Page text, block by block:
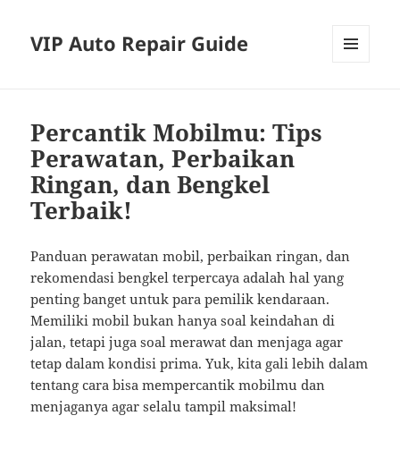
VIP Auto Repair Guide
Percantik Mobilmu: Tips
Perawatan, Perbaikan
Ringan, dan Bengkel
Terbaik!
Panduan perawatan mobil, perbaikan ringan, dan
rekomendasi bengkel terpercaya adalah hal yang
penting banget untuk para pemilik kendaraan.
Memiliki mobil bukan hanya soal keindahan di
jalan, tetapi juga soal merawat dan menjaga agar
tetap dalam kondisi prima. Yuk, kita gali lebih dalam
tentang cara bisa mempercantik mobilmu dan
menjaganya agar selalu tampil maksimal!